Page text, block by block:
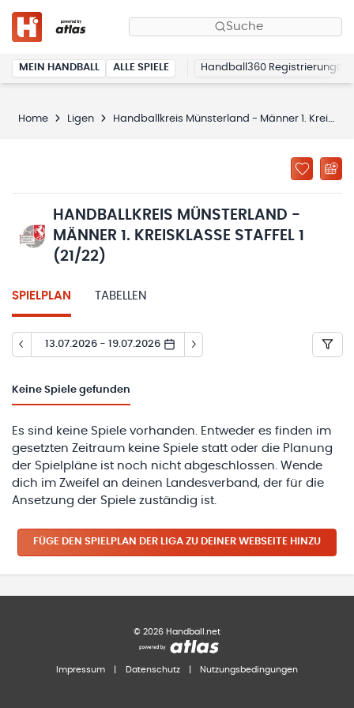
Suche
MEIN HANDBALL ALLE SPIELE Handball360 Registrierung
Home Ligen Handballkreis Münsterland - Männer 1. Kreisklasse Staffel 1 (21/22)
HANDBALLKREIS MÜNSTERLAND -
MÄNNER 1. KREISKLASSE STAFFEL 1
(21/22)
SPIELPLAN TABELLEN
13.07.2026 - 19.07.2026
Keine Spiele gefunden
Es sind keine Spiele vorhanden. Entweder es finden im
gesetzten Zeitraum keine Spiele statt oder die Planung
der Spielpläne ist noch nicht abgeschlossen. Wende
dich im Zweifel an deinen Landesverband, der für die
Ansetzung der Spiele zuständig ist.
FÜGE DEN SPIELPLAN DER LIGA ZU DEINER WEBSEITE HINZU
© 2026 Handball.net
Impressum Datenschutz Nutzungsbedingungen